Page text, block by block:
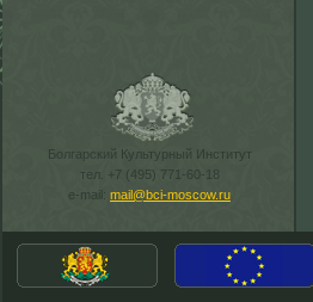
Болгарский Культурный Институт
тел. +7 (495) 771-60-18
e-mail: mail@bci-moscow.ru